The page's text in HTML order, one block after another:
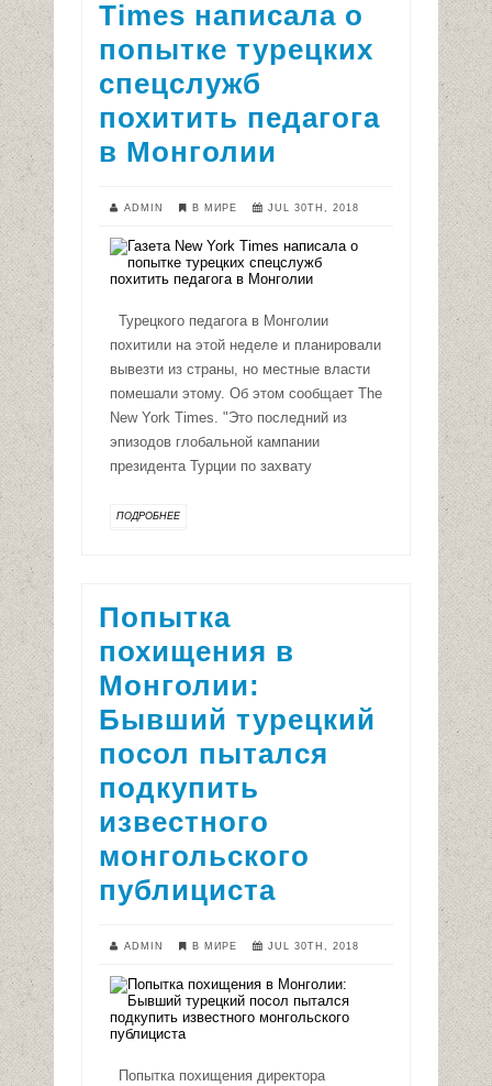
Times написала о
попытке турецких
спецслужб
похитить педагога
в Монголии
ADMIN В МИРЕ JUL 30TH, 2018
Турецкого педагога в Монголии
похитили на этой неделе и планировали
вывезти из страны, но местные власти
помешали этому. Об этом сообщает The
New York Times. "Это последний из
эпизодов глобальной кампании
президента Турции по захвату
ПОДРОБНЕЕ
Попытка
похищения в
Монголии:
Бывший турецкий
посол пытался
подкупить
известного
монгольского
публициста
ADMIN В МИРЕ JUL 30TH, 2018
Попытка похищения директора